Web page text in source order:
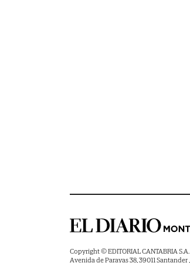
Copyright © EDITORIAL CANTABRIA S.A.
Avenida de Parayas 38, 39011 Santander ,